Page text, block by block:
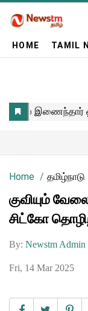
HOME TAMIL
Home தமிழ்நாடு
குவியும்
சிட்கோ
By: Newstm Admin
Fri, 14 Mar 2025